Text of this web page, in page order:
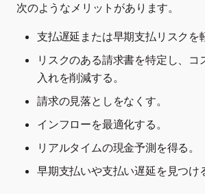
次のようなメリットがあります。
支払遅延または早期支払リスクを
リスクのある請求書を特定し、コ
入れを削減する。
請求の見落としをなくす。
インフローを最適化する。
リアルタイムの現金予測を得る。
早期支払いや支払い遅延を見つけ